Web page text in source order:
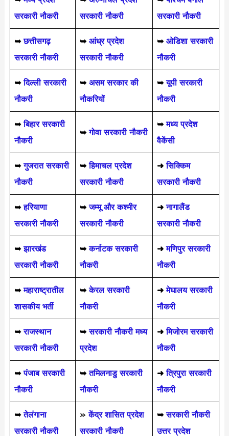
सरकारी नौकरी
सरकारी नौकरी
सरकारी नौकरी
➥ छत्तीसगढ़
सरकारी नौकरी
➥ आंध्र प्रदेश
सरकारी नौकरी
➥ ओडिशा सरकारी
नौकरी
➥ दिल्ली सरकारी
नौकरी
➥ असम सरकार की
नौकरियों
➥ यूपी सरकारी
नौकरी
➥बिहार सरकारी
नौकरी
➥गोवा सरकारी नौकरी
➥ मध्य प्रदेश
वैकेंसी
➥ गुजरात सरकारी
नौकरी
➥हिमाचल प्रदेश
सरकारी नौकरी
➜ सिक्किम
सरकारी नौकरी
➥हरियाणा
सरकारी नौकरी
➥जम्मू और कश्मीर
सरकारी नौकरी
➜ नागालैंड
सरकारी नौकरी
➥ झारखंड
सरकारी नौकरी
➥ कर्नाटक सरकारी
नौकरी
➜ मणिपुर सरकारी
नौकरी
➥ महाराष्ट्रातील
शासकीय भर्ती
➥ केरल सरकारी
नौकरी
➜ मेघालय सरकारी
नौकरी
➥ राजस्थान
सरकारी नौकरी
➥सरकारी नौकरी मध्य
प्रदेश
➜मिजोरम सरकारी
नौकरी
➥ पंजाब सरकारी
नौकरी
➥ तमिलनाडु सरकारी
नौकरी
➜ त्रिपुरा सरकारी
नौकरी
➥तेलंगाना
सरकारी नौकरी
»केंद्र शासित प्रदेश
सरकारी नौकरी
➥ सरकारी नौकरी
उत्तर प्रदेश